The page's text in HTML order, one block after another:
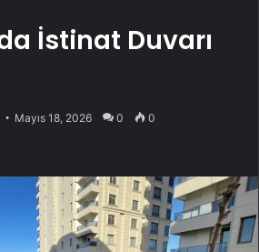
İstinat Duvarı
Mayıs 18, 2026 0 0